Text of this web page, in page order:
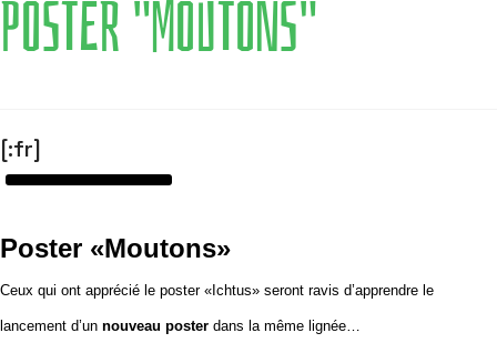
POSTER "MOUTONS"
[:fr]
Poster «Moutons»
Ceux qui ont apprécié le poster «Ichtus» seront ravis d’apprendre le
lancement d’un nouveau poster dans la même lignée…